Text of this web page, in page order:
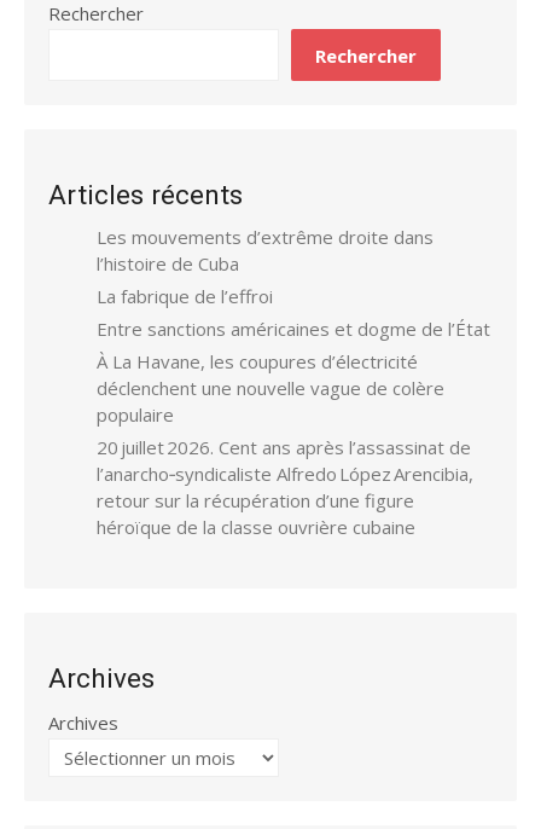
Rechercher
Rechercher
Articles récents
Les mouvements d’extrême droite dans
l’histoire de Cuba
La fabrique de l’effroi
Entre sanctions américaines et dogme de l’État
À La Havane, les coupures d’électricité
déclenchent une nouvelle vague de colère
populaire
20 juillet 2026. Cent ans après l’assassinat de
l’anarcho‑syndicaliste Alfredo López Arencibia,
retour sur la récupération d’une figure
héroïque de la classe ouvrière cubaine
Archives
Archives